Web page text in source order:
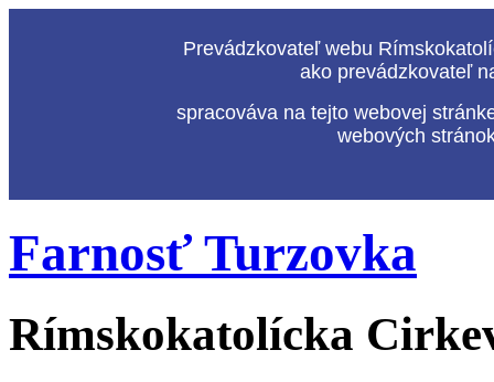
Prevádzkovateľ webu
ako prevádzkovateľ
spracováva na tejto webovej
webových
Farnosť Turzovka
Rímskokatolícka